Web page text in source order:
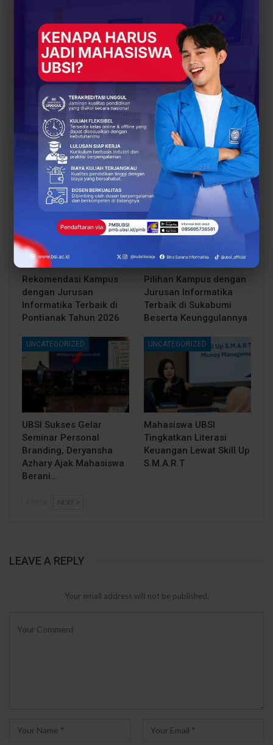
PREV POST
Perkuat Transformasi
Digital dan Talenta
Digital Indonesia, UBSI
dan KOMDIGI Resmi
Berkolaborasi
NEXT POST
Kerja Sama Strategis
UBSI dan KOMDIGI
Untuk Tingkatkan
Kompetensi Digital di
Indonesia
All
You Might Also Like
UNCATEGORIZED
Rekomendasi Kampus
dengan Jurusan
Informatika Terbaik di
Pontianak Tahun 2026
UNCATEGORIZED
Pilihan Kampus dengan
Jurusan Informatika
Terbaik di Sukabumi
Beserta Keunggulannya
UNCATEGORIZED
UBSI Sukses Gelar
Seminar Personal
Branding, Deryansha
Azhary Ajak Mahasiswa
Berani…
UNCATEGORIZED
Mahasiswa UBSI
Tingkatkan Literasi
Keuangan Lewat Skill Up
S.M.A.R.T
NEXT
LEAVE A REPLY
Your email address will not be published.